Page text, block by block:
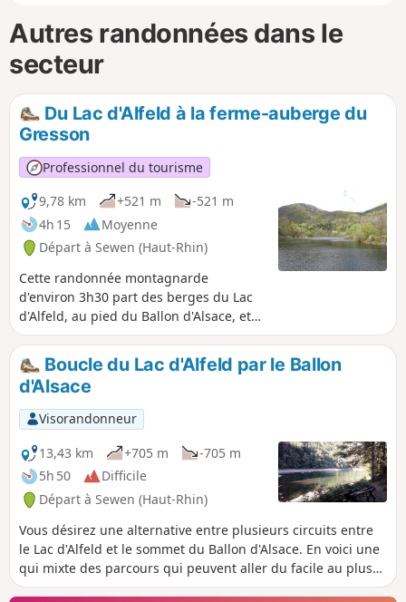
Autres randonnées dans le
secteur
Du Lac d'Alfeld à la ferme-auberge du
Gresson
Professionnel du tourisme
9,78 km
+521 m
-521 m
4h 15
Moyenne
Départ à Sewen (Haut-Rhin)
Cette randonnée montagnarde
d'environ 3h30 part des berges du Lac
d'Alfeld, au pied du Ballon d'Alsace, et
rejoint la ferme-auberge du Gresson en
passant par celle du Baerenbach et par
le spectaculaire petit canyon glaciaire
du Seebach.
Boucle du Lac d'Alfeld par le Ballon
d'Alsace
Visorandonneur
13,43 km
+705 m
-705 m
5h 50
Difficile
Départ à Sewen (Haut-Rhin)
Vous désirez une alternative entre plusieurs circuits entre
le Lac d'Alfeld et le sommet du Ballon d'Alsace. En voici une
qui mixte des parcours qui peuvent aller du facile au plus
difficile et découvrir les anciennes fermes en ruines qui